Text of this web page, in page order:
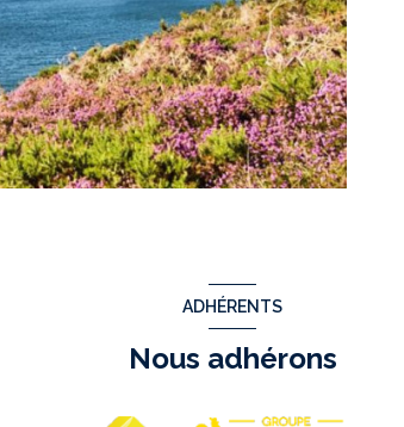
ADHÉRENTS
Nous adhérons